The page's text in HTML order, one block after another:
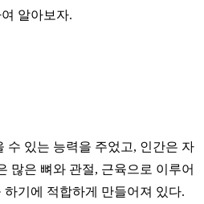
알아보자.
수 있는 능력을 주었고, 인간은 자
많은 뼈와 관절, 근육으로 이루어
하기에 적합하게 만들어져 있다.